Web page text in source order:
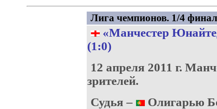
Лига чемпионов. 1/4
«Манчестер
(1:0)
12 апреля 2011 г.
зрителей.
Судья –
Олигарью